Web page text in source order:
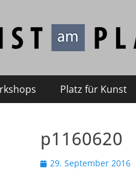
am Platz
– Kreativ-Events
Platz für Kunst
p1160620
Veröffentlicht
29. September 2016